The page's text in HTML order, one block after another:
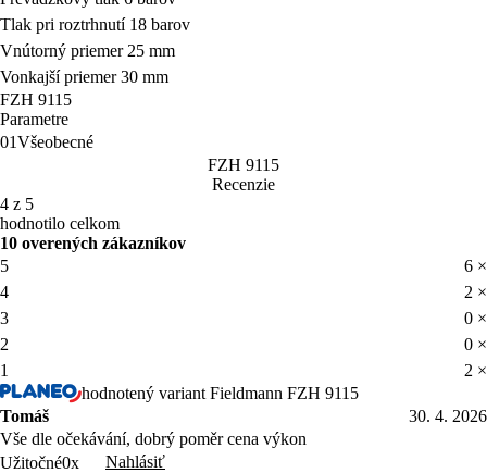
Tlak pri roztrhnutí 18 barov
Vnútorný priemer 25 mm
Vonkajší priemer 30 mm
FZH 9115
Parametre
01Všeobecné
FZH 9115
Recenzie
4 z 5
hodnotilo celkom
10 overených zákazníkov
5
6 ×
4
2 ×
3
0 ×
2
0 ×
1
2 ×
hodnotený variant Fieldmann FZH 9115
Tomáš
30. 4. 2026
Vše dle očekávání, dobrý poměr cena výkon
Užitočné0x
Nahlásiť